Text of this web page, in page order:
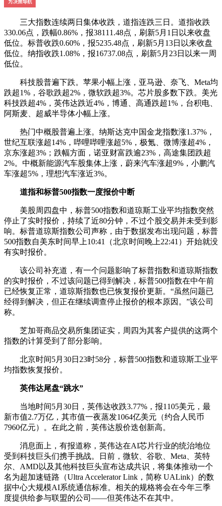
三大指数连续两日集体收跌，道指连跌三日。道指收跌
330.06点，跌幅0.86%，报38111.48点，刷新5月1日以来收盘
低位。标普收跌0.60%，报5235.48点，刷新5月13日以来收盘
低位。纳指收跌1.08%，报16737.08点，刷新5月23日以来一周
低位。
科技股普遍下跌。苹果小幅上涨，亚马逊、奈飞、Meta均
跌超1%，谷歌跌超2%，微软跌超3%。芯片股多数下跌。美光
科技跌超4%，英伟达跌近4%，博通、高通跌超1%，台积电、
阿斯麦、超威半导体小幅上涨。
热门中概股普遍上涨。纳斯达克中国金龙指数涨1.37%，
世纪互联涨超14%，哔哩哔哩涨超5%，极氪、微博涨超4%，
京东涨超3%；跌幅方面，诺亚财富跌逾23%，高途集团跌超
2%。中概新能源汽车股集体上涨，蔚来汽车涨超9%，小鹏汽
车涨超5%，理想汽车涨近3%。
道指和标普500指数一度报价中断
美股周四盘中，标普500指数和道琼斯工业平均指数突然
停止了实时报价，持续了近80分钟，不过个股交易并未受到影
响。标普道琼斯指数公司声称，由于数据发布出现问题，标普
500指数自美东时间早上10:41（北京时间晚上22:41）开始就没
有实时报价。
该公司补充道，有一个问题影响了标普指数和道琼斯指数
的实时报价，不过该问题已得到解决，标普500指数在中午前
已经恢复正常，道琼斯指数也已恢复报价更新。“虽然问题已
经得到解决，但正在继续调查停止报价的根本原因。”该公司
称。
芝加哥商品交易所集团证实，周四为其客户提供的这两个
指数的计算受到了部分影响。
北京时间5月30日23时58分，标普500指数和道琼斯工业平
均指数恢复报价。
英伟达尾盘“跳水”
当地时间5月30日，英伟达收跌3.77%，报1105美元，最
新市值2.7万亿，其市值一夜蒸发1064亿美元（约合人民币
7960亿元）。在此之前，英伟达股价迭创新高。
消息面上，有报道称，英伟达在AI芯片行业的统治地位
受到科技巨头们携手挑战。日前，微软、谷歌、Meta、英特
尔、AMD以及其他科技巨头宣布达成共识，将集体推动一个
名为超加速链路（Ultra Accelerator Link，简称 UALink）的数
据中心大规模AI系统通信标准。相关的规格将会在今年三季
度提供给参与联盟的公司——但英伟达不在其中。